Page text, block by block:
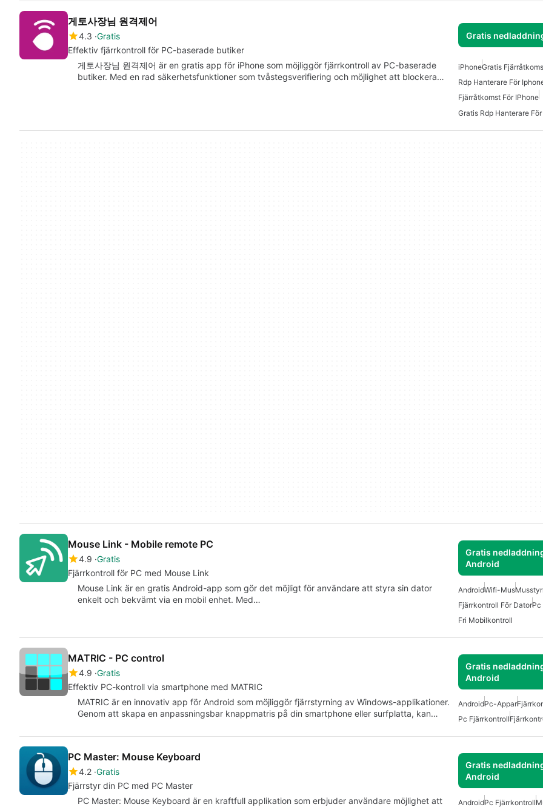
게토사장님 원격제어
4.3 Gratis
Effektiv fjärrkontroll för PC-baserade butiker
Gratis
게토사장님 원격제어 är en gratis app för iPhone som möjliggör fjärrkontroll av PC-baserade
butiker. Med en rad säkerhetsfunktioner som tvåstegsverifiering och möjlighet att blockera…
iPhoneGratis
Rdp Hanterare För
Fjärråtkomst För IPhone
Gratis Rdp Hanterare
Mouse Link - Mobile remote PC
4.9 Gratis
Fjärrkontroll för PC med Mouse Link
Gratis
Android
Mouse Link är en gratis Android-app som gör det möjligt för användare att styra sin dator
enkelt och bekvämt via en mobil enhet. Med…
AndroidWifi-Mus
Fjärrkontroll För DatorPc
Fri Mobilkontroll
MATRIC - PC control
4.9 Gratis
Effektiv PC-kontroll via smartphone med MATRIC
Gratis
Android
MATRIC är en innovativ app för Android som möjliggör fjärrstyrning av Windows-applikationer.
Genom att skapa en anpassningsbar knappmatris på din smartphone eller surfplatta, kan…
AndroidPc-Appar
Pc Fjärrkontroll
PC Master: Mouse Keyboard
4.2 Gratis
Fjärrstyr din PC med PC Master
Gratis
Android
PC Master: Mouse Keyboard är en kraftfull applikation som erbjuder användare möjlighet att AndroidPc Fjärrkontroll